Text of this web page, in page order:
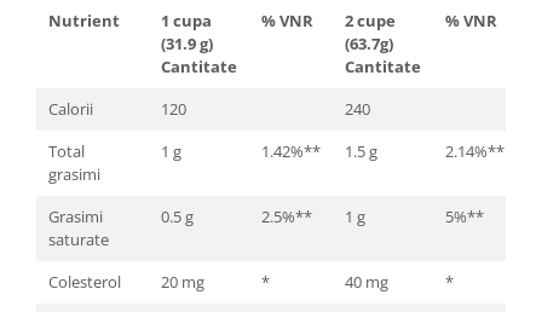
Nutrient
1 cupa
(31.9 g)
Cantitate
% VNR
2 cupe
(63.7g)
Cantitate
% VNR
Calorii 120
240
Total
grasimi
1 g 1.42%** 1.5 g 2.14%**
Grasimi
saturate
0.5 g 2.5%** 1 g 5%**
Colesterol 20 mg * 40 mg
*